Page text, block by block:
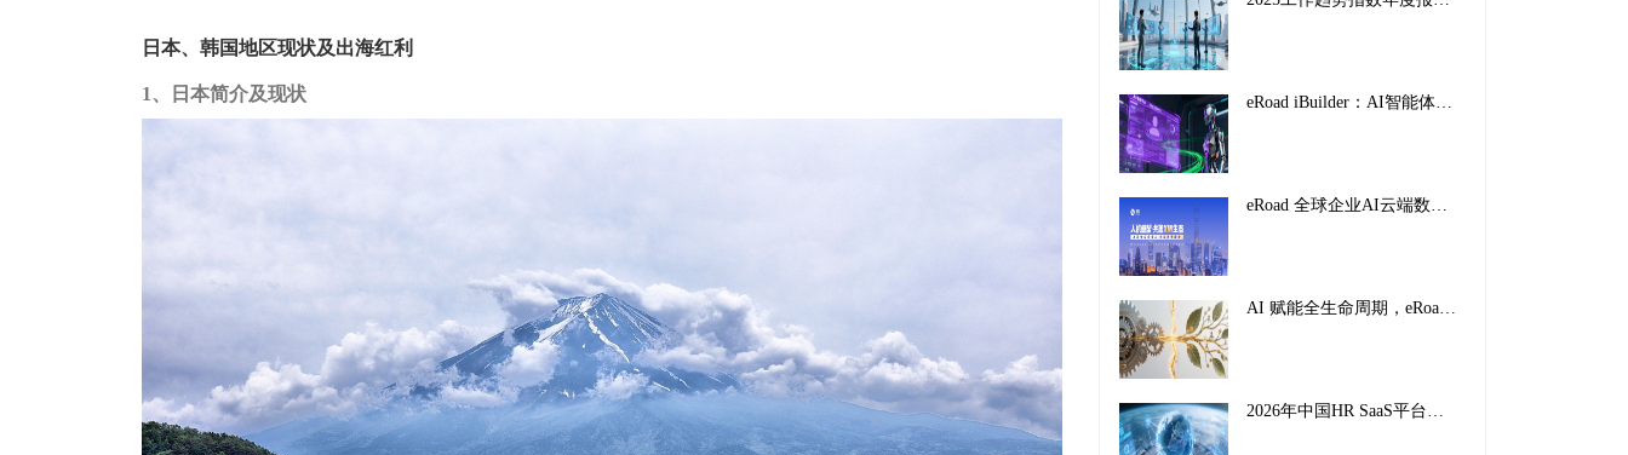
日本、韩国地区现状及出海红利
1、日本简介及现状